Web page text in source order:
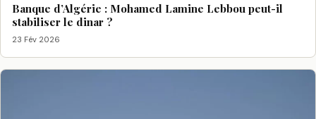
Banque d’Algérie : Mohamed Lamine Lebbou peut-il
stabiliser le dinar ?
23 Fév 2026